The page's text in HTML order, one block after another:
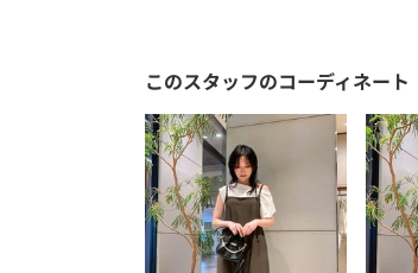
このスタッフのコーディネート